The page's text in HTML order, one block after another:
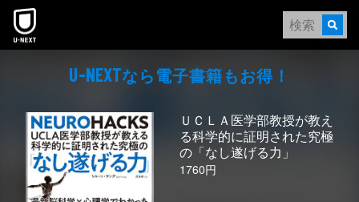
本文へスキップ
U-NEXTなら電⼦書籍もお得！
ＵＣＬＡ医学部教授が教え
る科学的に証明された究極
の「なし遂げる力」
1760円